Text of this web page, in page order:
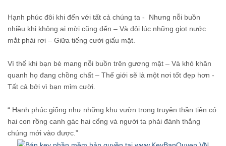
Hạnh phúc đôi khi đến với tất cả chúng ta - Nhưng nỗi buồn
nhiều khi không ai mời cũng đến – Và đôi lúc những giọt nước
mắt phải rơi – Giữa tiếng cười giấu mặt.
Vì thế khi bạn bè mang nỗi buồn trên gương mặt – Và khó khăn
quanh họ đang chồng chất – Thế giới sẽ là một nơi tốt đẹp hơn -
Tất cả bởi vì bạn mỉm cười.
“ Hạnh phúc giống như những khu vườn trong truyện thần tiên có
hai con rồng canh gác hai cổng và người ta phải đánh thắng
chúng mới vào được.”